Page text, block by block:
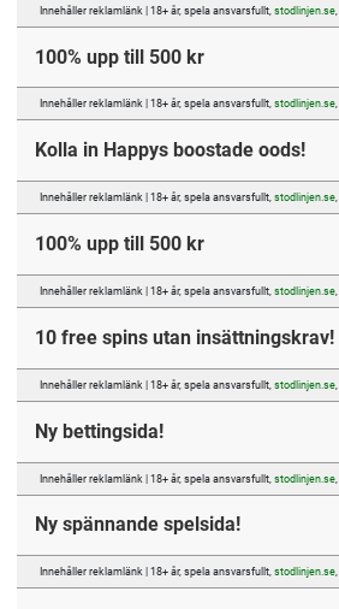
Innehåller reklamlänk | 18+ år, spela ansvarsfullt, stodlinjen.se,
100% upp till 500 kr
Innehåller reklamlänk | 18+ år, spela ansvarsfullt, stodlinjen.se,
Kolla in Happys boostade oods!
Innehåller reklamlänk | 18+ år, spela ansvarsfullt, stodlinjen.se,
100% upp till 500 kr
Innehåller reklamlänk | 18+ år, spela ansvarsfullt, stodlinjen.se,
10 free spins utan insättningskrav!
Innehåller reklamlänk | 18+ år, spela ansvarsfullt, stodlinjen.se,
Ny bettingsida!
Innehåller reklamlänk | 18+ år, spela ansvarsfullt, stodlinjen.se,
Ny spännande spelsida!
Innehåller reklamlänk | 18+ år, spela ansvarsfullt, stodlinjen.se,